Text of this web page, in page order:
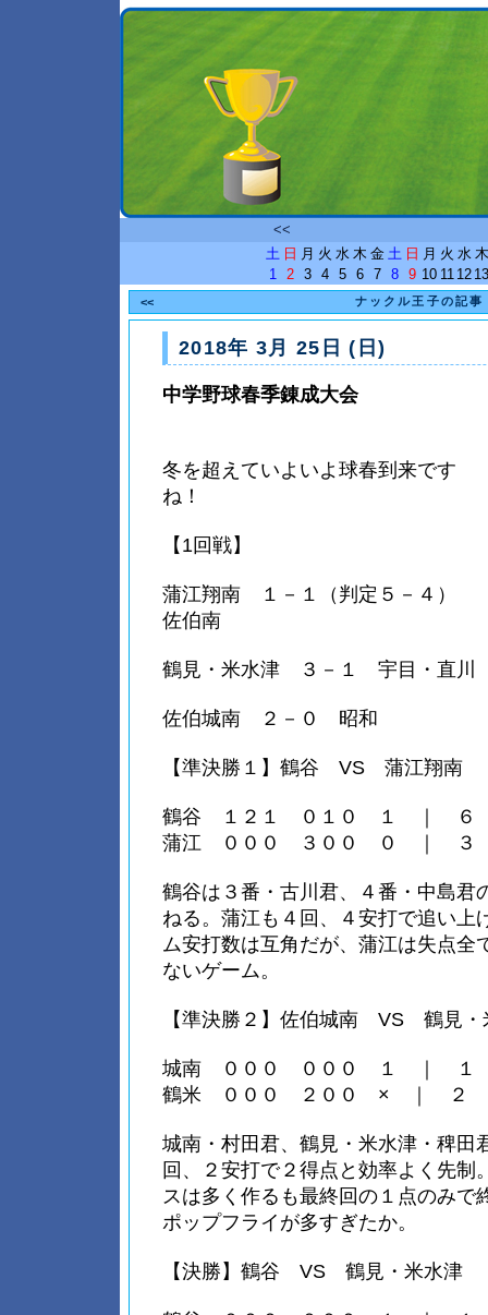
<<
土 日 月 火 水 木 金 土 日 月 火 水 木
1
2 3 4 5 6 7 8 9 10 11 12 13
<< ナックル王子の記事
2018年 3月 25日 (日)
中学野球春季錬成大会
冬を超えていよいよ球春到来です
ね！
【1回戦】
蒲江翔南 １－１（判定５－４）
佐伯南
鶴見・米水津 ３－１ 宇目・直川
佐伯城南 ２－０ 昭和
【準決勝１】鶴谷 VS 蒲江翔南
鶴谷 １２１ ０１０ １ ｜ ６
蒲江 ０００ ３００ ０ ｜ ３
鶴谷は３番・古川君、４番・中島君
ねる。蒲江も４回、４安打で追い上
ム安打数は互角だが、蒲江は失点全
ないゲーム。
【準決勝２】佐伯城南 VS 鶴見・
城南 ０００ ０００ １ ｜ １
鶴米 ０００ ２００ × ｜ ２
城南・村田君、鶴見・米水津・稗田
回、２安打で２得点と効率よく先制
スは多く作るも最終回の１点のみで
ポップフライが多すぎたか。
【決勝】鶴谷 VS 鶴見・米水津